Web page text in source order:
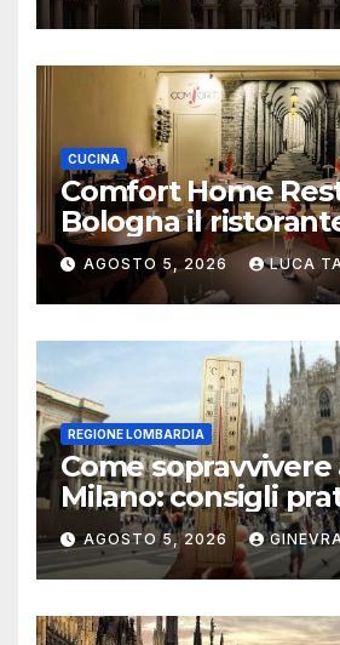
CUCINA
Comfort Home
Bologna il
trasforma
un’esperienza di
AGOSTO 5, 2026 LUCA
REGIONE LOMBARDIA
Come sopravvivere
Milano: consigli
AGOSTO 5, 2026